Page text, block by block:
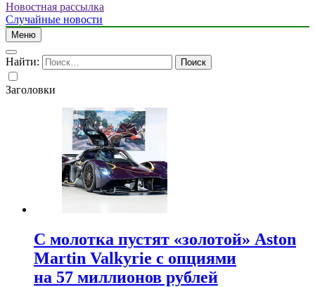
Новостная рассылка
Случайные новости
Меню
Найти:
Заголовки
С молотка пустят «золотой» Aston
Martin Valkyrie с опциями
на 57 миллионов рублей